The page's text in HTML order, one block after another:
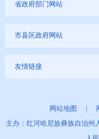
省政府部门网站
市县区政府网站
友情链接
网站地图
主办：红河哈尼族彝族自治州